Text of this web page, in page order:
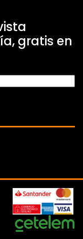
gratis en